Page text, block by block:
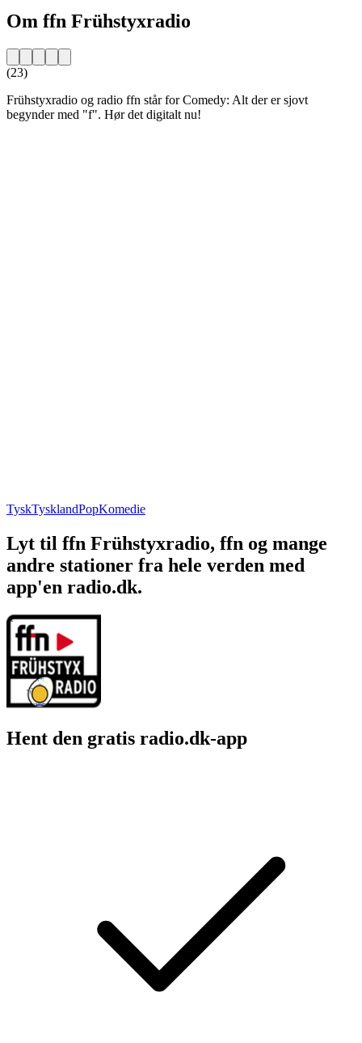
Om ffn Frühstyxradio
(23)
Frühstyxradio og radio ffn står for Comedy: Alt der er sjovt
begynder med "f". Hør det digitalt nu!
TyskTysklandPopKomedie
Lyt til ffn Frühstyxradio, ffn og mange
andre stationer fra hele verden med
app'en radio.dk.
Hent den gratis radio.dk-app